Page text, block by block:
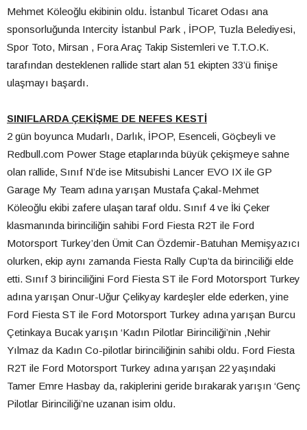
Mehmet Köleoğlu ekibinin oldu. İstanbul Ticaret Odası ana
sponsorluğunda Intercity İstanbul Park , İPOP, Tuzla Belediyesi,
Spor Toto, Mirsan , Fora Araç Takip Sistemleri ve T.T.O.K.
tarafından desteklenen rallide start alan 51 ekipten 33’ü finişe
ulaşmayı başardı.
SINIFLARDA ÇEKİŞME DE NEFES KESTİ
2 gün boyunca Mudarlı, Darlık, İPOP, Esenceli, Göçbeyli ve
Redbull.com Power Stage etaplarında büyük çekişmeye sahne
olan rallide, Sınıf N’de ise Mitsubishi Lancer EVO IX ile GP
Garage My Team adına yarışan Mustafa Çakal-Mehmet
Köleoğlu ekibi zafere ulaşan taraf oldu. Sınıf 4 ve İki Çeker
klasmanında birinciliğin sahibi Ford Fiesta R2T ile Ford
Motorsport Turkey’den Ümit Can Özdemir-Batuhan Memişyazıcı
olurken, ekip aynı zamanda Fiesta Rally Cup’ta da birinciliği elde
etti. Sınıf 3 birinciliğini Ford Fiesta ST ile Ford Motorsport Turkey
adına yarışan Onur-Uğur Çelikyay kardeşler elde ederken, yine
Ford Fiesta ST ile Ford Motorsport Turkey adına yarışan Burcu
Çetinkaya Bucak yarışın ‘Kadın Pilotlar Birinciliği’nin ,Nehir
Yılmaz da Kadın Co-pilotlar birinciliğinin sahibi oldu. Ford Fiesta
R2T ile Ford Motorsport Turkey adına yarışan 22 yaşındaki
Tamer Emre Hasbay da, rakiplerini geride bırakarak yarışın ‘Genç
Pilotlar Birinciliği’ne uzanan isim oldu.